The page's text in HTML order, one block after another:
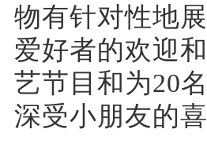
物有针对性地
爱好者的欢迎
艺节目和为20
深受小朋友的